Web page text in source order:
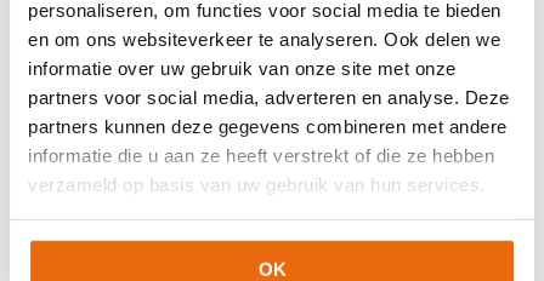
personaliseren, om functies voor social media te bieden
en om ons websiteverkeer te analyseren. Ook delen we
informatie over uw gebruik van onze site met onze
partners voor social media, adverteren en analyse. Deze
partners kunnen deze gegevens combineren met andere
informatie die u aan ze heeft verstrekt of die ze hebben
verzameld op basis van uw gebruik van hun services.
OK
4051309339908
Maat: S
4051309339892
Maat: M
4051309339885
Maat: L
4051309339915
Maat: XL
4051309339939
Maat: XXL
Artikelnummer: 100307810 Categorieën:Junior Thermoshirts
Keeper onderkleding,Keeperskleding,Kinderen, Senior
Onderkleding,Senior Thermokleding, Senior Thermoshirts
Thermokleding
Uhlsport Keeperskleding
Gerelateerde producten